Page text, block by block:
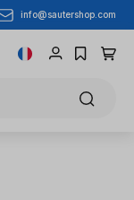
info@sautershop.com